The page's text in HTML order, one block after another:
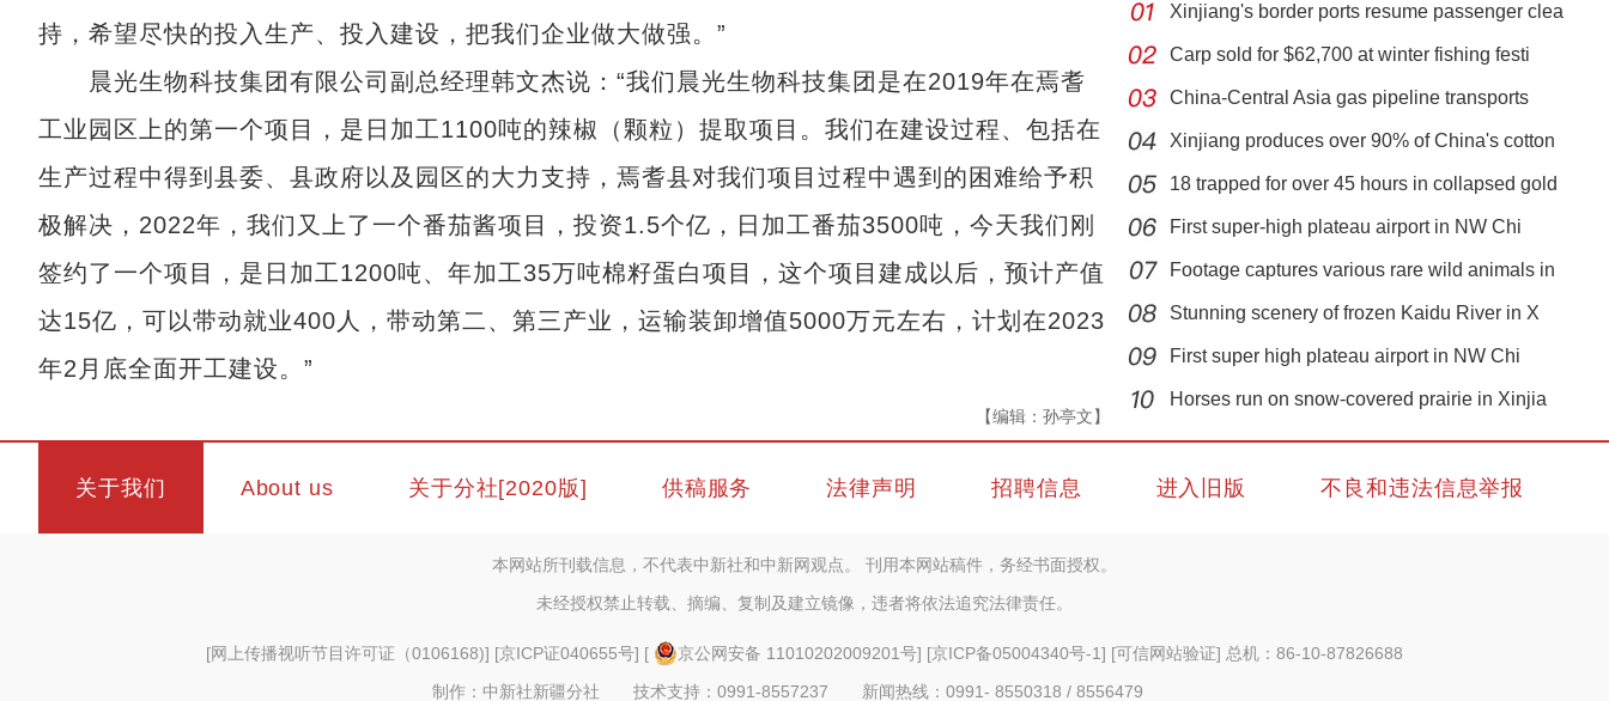
持，希望尽快的投入生产、投入建设，把我们企业做大做强。”
晨光生物科技集团有限公司副总经理韩文杰说：“我们晨光生物科技集团是在2019年在焉耆
工业园区上的第一个项目，是日加工1100吨的辣椒（颗粒）提取项目。我们在建设过程、包括在
生产过程中得到县委、县政府以及园区的大力支持，焉耆县对我们项目过程中遇到的困难给予积
极解决，2022年，我们又上了一个番茄酱项目，投资1.5个亿，日加工番茄3500吨，今天我们刚
签约了一个项目，是日加工1200吨、年加工35万吨棉籽蛋白项目，这个项目建成以后，预计产值
达15亿，可以带动就业400人，带动第二、第三产业，运输装卸增值5000万元左右，计划在2023
年2月底全面开工建设。”
【编辑：孙亭文】
实拍新疆博乐雾中天鹅
Xinjiang's border ports resume passenger clea
Carp sold for $62,700 at winter fishing festi
China-Central Asia gas pipeline transports
Xinjiang produces over 90% of China's cotton
18 trapped for over 45 hours in collapsed gold
First super-high plateau airport in NW Chi
Footage captures various rare wild animals in
Stunning scenery of frozen Kaidu River in X
First super high plateau airport in NW Chi
Horses run on snow-covered prairie in Xinjia
关于我们 About us 关于分社[2020版] 供稿服务 法律声明 招聘信息 进入旧版 不良和违法信息举报
本网站所刊载信息，不代表中新社和中新网观点。 刊用本网站稿件，务经书面授权。
未经授权禁止转载、摘编、复制及建立镜像，违者将依法追究法律责任。
[网上传播视听节目许可证（0106168)] [京ICP证040655号] [ 京公网安备 11010202009201号] [京ICP备05004340号-1] [可信网站验证] 总机：86-10-87826688
制作：中新社新疆分社 技术支持：0991-8557237 新闻热线：0991- 8550318 / 8556479